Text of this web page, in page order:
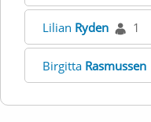
Lilian Ryden 1
Birgitta Rasmussen